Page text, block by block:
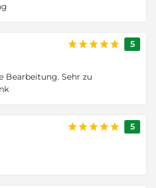
5
Bearbeitung. Sehr zu
5